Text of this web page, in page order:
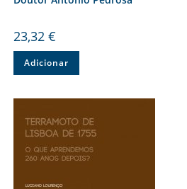
23,32 €
Adicionar